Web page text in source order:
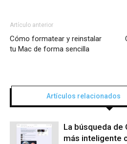
Artículo anterior
Cómo formatear y reinstalar
tu Mac de forma sencilla
Artículos relacionados
La búsqueda de
más inteligente